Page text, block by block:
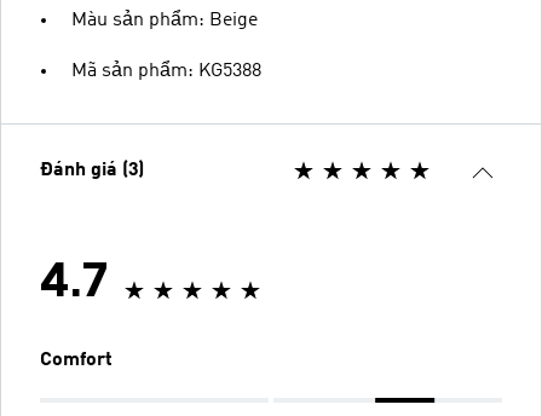
Màu sản phẩm: Beige
Mã sản phẩm: KG5388
Đánh giá (3)
4.7
Comfort